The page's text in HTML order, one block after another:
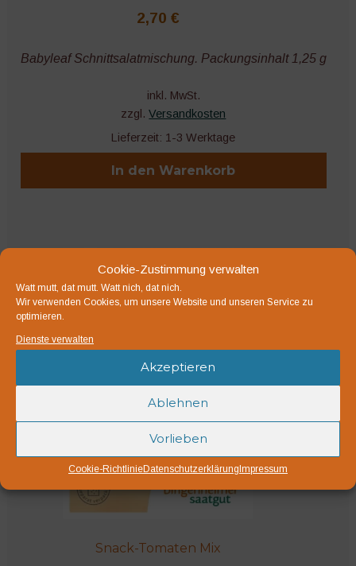
Cookie-Zustimmung verwalten
Watt mutt, dat mutt. Watt nich, dat nich.
Wir verwenden Cookies, um unsere Website und unseren Service zu
optimieren.
Dienste verwalten
Akzeptieren
Ablehnen
Vorlieben
Cookie-RichtlinieDatenschutzerklärungImpressum
2,70 €
Babyleaf Schnittsalatmischung. Packungsinhalt 1,25 g
inkl. MwSt.
zzgl.Versandkosten
Lieferzeit: 1-3 Werktage
In den Warenkorb
Bio-Saatgut
Snack-Tomaten Mix